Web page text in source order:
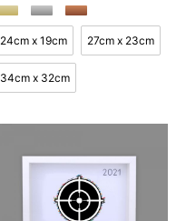
24cm x 19cm 27cm x 23cm
34cm x 32cm